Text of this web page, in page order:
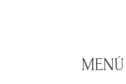
$115.000
MENÚ